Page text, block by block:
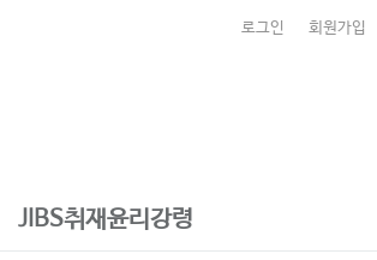
회원가입
로그인
JIBS취재윤리강령